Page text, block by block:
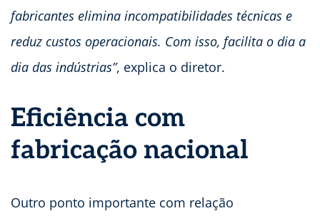
fabricantes elimina incompatibilidades técnicas e
reduz custos operacionais. Com isso, facilita o dia a
dia das indústrias”, explica o diretor.
Eficiência com
fabricação nacional
Outro ponto importante com relação